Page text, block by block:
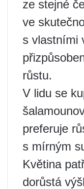
ze stejné
ve
s vlastními
růstu.
V lidu se
preferuje
s mírným
Květina
dorůstá